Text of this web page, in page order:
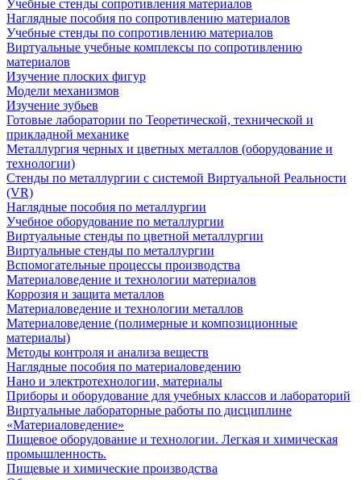
Учебные стенды сопротивления материалов
Наглядные пособия по сопротивлению материалов
Учебные стенды по сопротивлению материалов
Виртуальные учебные комплексы по сопротивлению
материалов
Изучение плоских фигур
Модели механизмов
Изучение зубьев
Готовые лаборатории по Теоретической, технической и
прикладной механике
Металлургия черных и цветных металлов (оборудование и
технологии)
Cтенды по металлургии с системой Виртуальной Реальности
(VR)
Наглядные пособия по металлургии
Учебное оборудование по металлургии
Виртуальные стенды по цветной металлургии
Виртуальные стенды по металлургии
Вспомогательные процессы производства
Материаловедение и технологии материалов
Коррозия и защита металлов
Материаловедение и технологии металлов
Материаловедение (полимерные и композиционные
материалы)
Методы контроля и анализа веществ
Наглядные пособия по материаловедению
Нано и электротехнологии, материалы
Приборы и оборудование для учебных классов и лабораторий
Виртуальные лабораторные работы по дисциплине
«Материаловедение»
Пищевое оборудование и технологии. Легкая и химическая
промышленность.
Пищевые и химические производства